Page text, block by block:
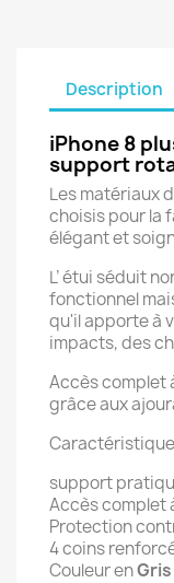
Description
iPhone 8
support
Les matériaux
choisis pour la
élégant et
L’ étui séduit
fonctionnel
qu'il apporte à
impacts, des
Accès complet
grâce aux
support
Accès complet
Protection
4 coins
Couleur en